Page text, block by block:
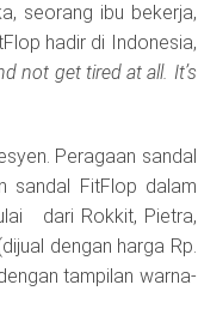
seorang ibu bekerja,
hadir di Indonesia,
not get tired at all. It’s
Peragaan sandal
sandal FitFlop dalam
dari Rokkit, Pietra,
dengan harga Rp.
tampilan warna-